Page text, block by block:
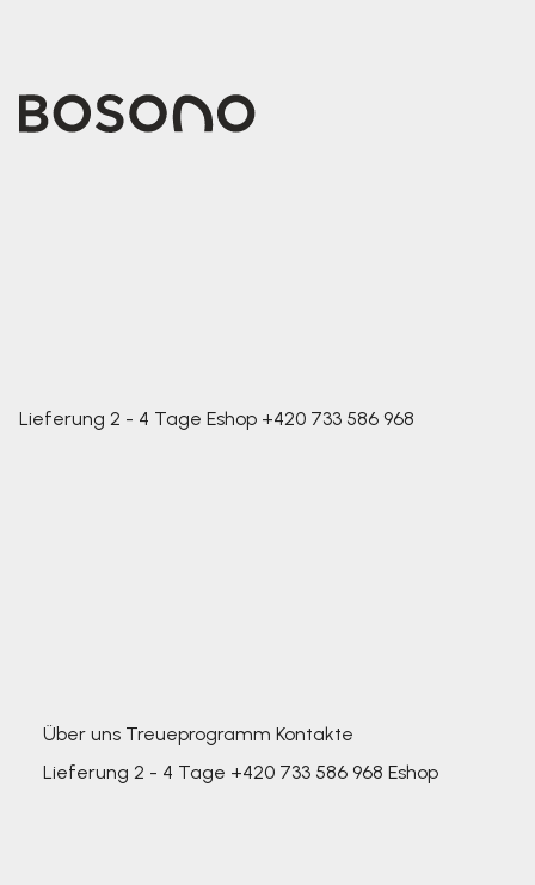
Lieferung 2 - 4 Tage Eshop +420 733 586 968
Über uns Treueprogramm Kontakte
Lieferung 2 - 4 Tage +420 733 586 968 Eshop